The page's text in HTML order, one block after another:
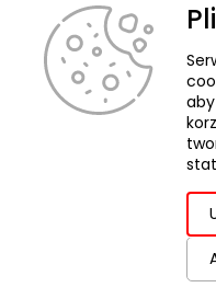
© 2026
Ochrona
Projekt i